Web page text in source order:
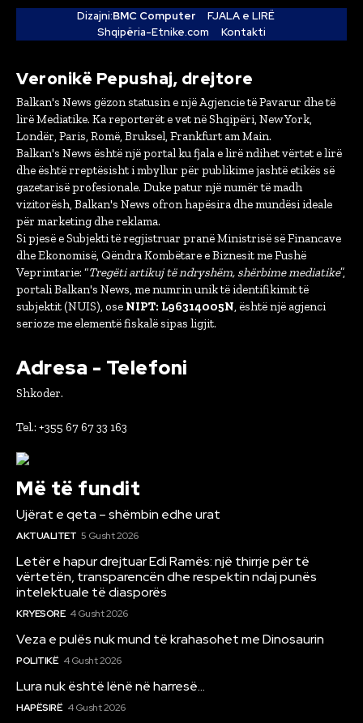
Dizajni:BMC Computer
FJALA e LIRË
Shqipëria-Etnike.com
Kontakti
Veronikë Pepushaj, drejtore
Balkan's News gëzon statusin e një Agjencie të Pavarur dhe të
lirë Mediatike. Ka reporterët e vet në Shqipëri, New York,
Londër, Paris, Romë, Bruksel, Frankfurt am Main.
Balkan's News është një portal ku fjala e lirë ndihet vërtet e lirë
dhe është rreptësisht i mbyllur për publikime jashtë etikës së
gazetarisë profesionale. Duke patur një numër të madh
vizitorësh, Balkan's News ofron hapësira dhe mundësi ideale
për marketing dhe reklama.
Si pjesë e Subjekti të regjistruar pranë Ministrisë së Financave
dhe Ekonomisë, Qëndra Kombëtare e Biznesit me Fushë
Veprimtarie: “Tregëti artikuj të ndryshëm, shërbime mediatike”,
portali Balkan's News, me numrin unik të identifikimit të
subjektit (NUIS), ose NIPT: L96314005N, është një agjenci
serioze me elementë fiskalë sipas ligjit.
Adresa - Telefoni
Shkoder.
Tel.: +355 67 67 33 163
Më të fundit
Ujërat e qeta – shëmbin edhe urat
AKTUALITET 5 Gusht 2026
Letër e hapur drejtuar Edi Ramës: një thirrje për të
vërtetën, transparencën dhe respektin ndaj punës
intelektuale të diasporës
KRYESORE 4 Gusht 2026
Veza e pulës nuk mund të krahasohet me Dinosaurin
POLITIKË 4 Gusht 2026
Lura nuk është lënë në harresë…
HAPËSIRË 4 Gusht 2026